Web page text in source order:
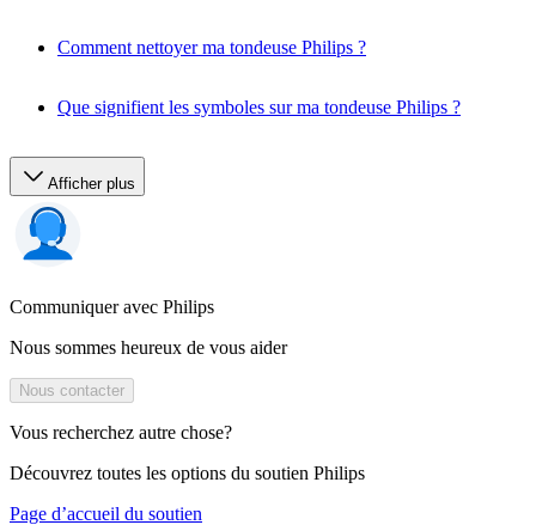
Comment nettoyer ma tondeuse Philips ?
Que signifient les symboles sur ma tondeuse Philips ?
Afficher plus
Communiquer avec Philips
Nous sommes heureux de vous aider
Nous contacter
Vous recherchez autre chose?
Découvrez toutes les options du soutien Philips
Page d’accueil du soutien